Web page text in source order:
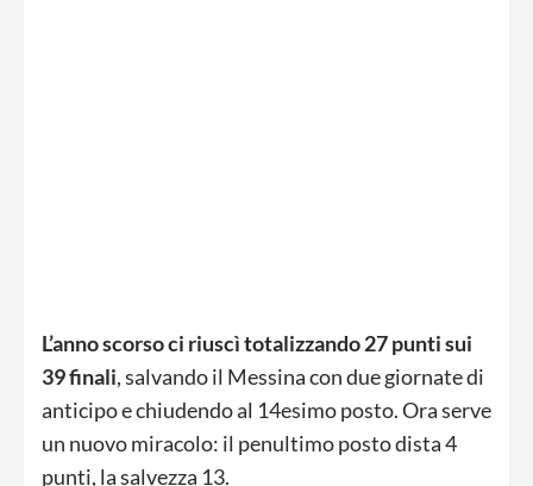
L’anno scorso ci riuscì totalizzando 27 punti sui
39 finali, salvando il Messina con due giornate di
anticipo e chiudendo al 14esimo posto. Ora serve
un nuovo miracolo: il penultimo posto dista 4
punti, la salvezza 13.